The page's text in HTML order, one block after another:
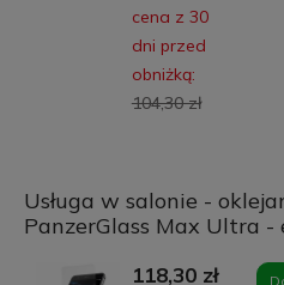
cena z 30
dni przed
obniżką:
104,30 zł
Usługa w salonie -
PanzerGlass Max Ultra
118,30 zł